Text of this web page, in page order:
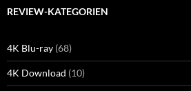
REVIEW-KATEGORIEN
4K Blu-ray (68)
4K Download (10)